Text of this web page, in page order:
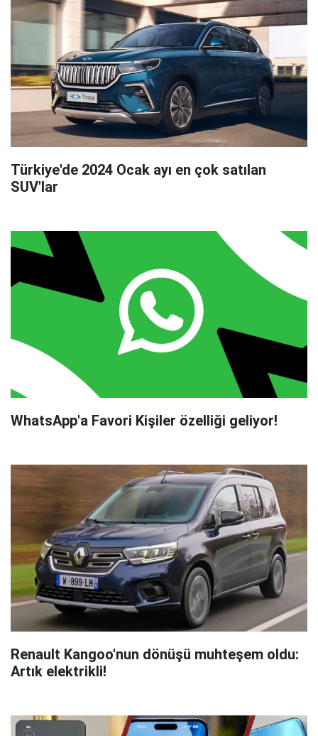
Türkiye'de 2024 Ocak ayı en çok satılan
SUV'lar
WhatsApp'a Favori Kişiler özelliği geliyor!
Renault Kangoo'nun dönüşü muhteşem oldu:
Artık elektrikli!